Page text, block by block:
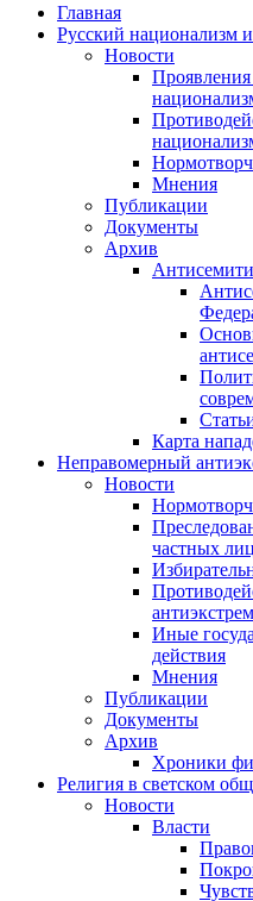
Главная
Русский национализм
Новости
Проявления
Мнения
Публикации
Документы
Архив
Карта
Неправомерный
Новости
частных лиц
Иные
действия
Мнения
Публикации
Документы
Архив
Хроники
Религия в светском
Новости
Власти